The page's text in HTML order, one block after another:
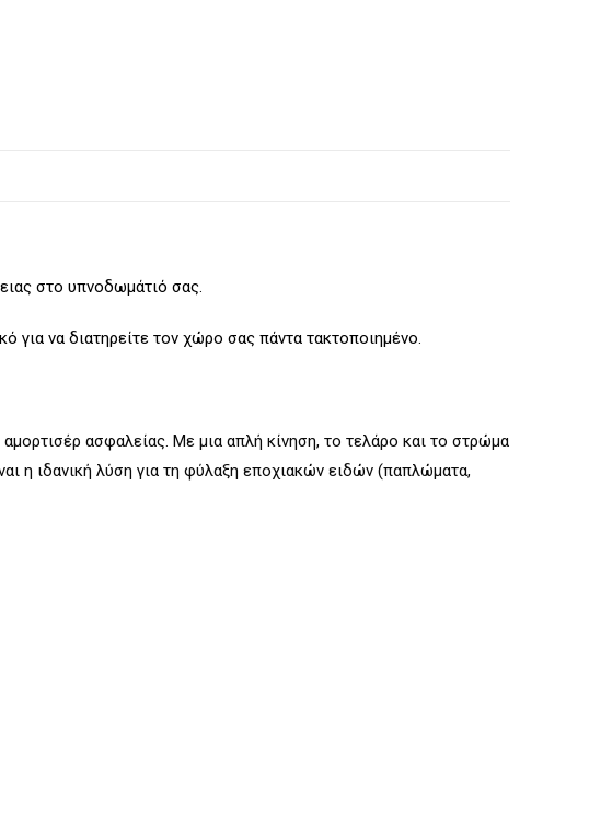
στο υπνοδωμάτιό σας.
να διατηρείτε τον χώρο σας πάντα τακτοποιημένο.
ασφαλείας. Με μια απλή κίνηση, το τελάρο και το στρώμα
η ιδανική λύση για τη φύλαξη εποχιακών ειδών (παπλώματα,